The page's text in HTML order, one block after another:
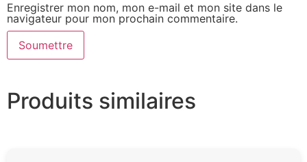
Enregistrer mon nom, mon e-mail et mon site dans le
navigateur pour mon prochain commentaire.
Produits similaires